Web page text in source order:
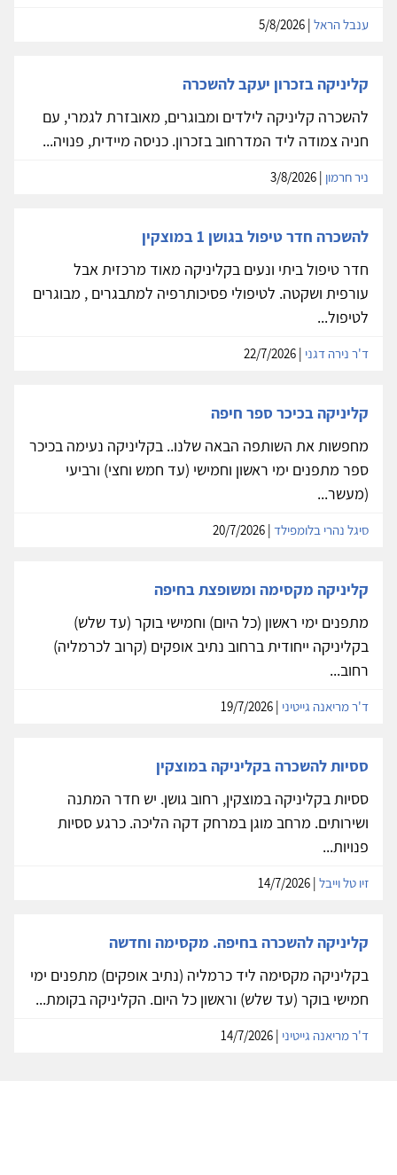
ענבל הראל
קליניקה בזכרון יעקב להשכרה
להשכרה קליניקה לילדים ומבוגרים, מאובזרת לגמרי, עם
חניה צמודה ליד המדרחוב בזכרון. כניסה מיידית, פנויה...
ניר חרמון
להשכרה חדר טיפול בגושן 1 במוצקין
חדר טיפול ביתי ונעים בקליניקה מאוד מרכזית אבל
עורפית ושקטה. לטיפולי פסיכותרפיה למתבגרים , מבוגרים
לטיפול...
ד'ר נירה דגני
קליניקה בכיכר ספר חיפה
מחפשות את השותפה הבאה שלנו.. בקליניקה נעימה בכיכר
ספר מתפנים ימי ראשון וחמישי (עד חמש וחצי) ורביעי
(מעשר...
סיגל נהרי בלומפילד
קליניקה מקסימה ומשופצת בחיפה
מתפנים ימי ראשון (כל היום) וחמישי בוקר (עד שלש)
בקליניקה ייחודית ברחוב נתיב אופקים (קרוב לכרמליה)
רחוב...
ד'ר מריאנה גייטיני
ססיות להשכרה בקליניקה במוצקין
ססיות בקליניקה במוצקין, רחוב גושן. יש חדר המתנה
ושירותים. מרחב מוגן במרחק דקה הליכה. כרגע ססיות
פנויות...
זיו טל וייבל
קליניקה להשכרה בחיפה. מקסימה וחדשה
בקליניקה מקסימה ליד כרמליה (נתיב אופקים) מתפנים ימי
חמישי בוקר (עד שלש) וראשון כל היום. הקליניקה בקומת...
ד'ר מריאנה גייטיני